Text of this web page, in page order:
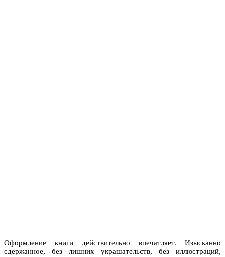
Оформление книги действительно впечатляет. Изысканно
сдержанное, без лишних украшательств, без иллюстраций,